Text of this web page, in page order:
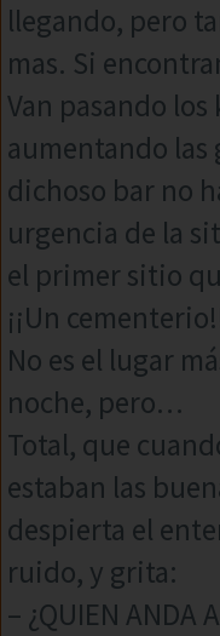
llegando, pero
mas. Si
Van pasando
aumentando las
dichoso bar no
urgencia de la
el primer sitio
¡¡Un
No es el lugar
noche, pero…
Total, que
estaban las
despierta el
ruido, y grita:
– ¿QUIEN ANDA